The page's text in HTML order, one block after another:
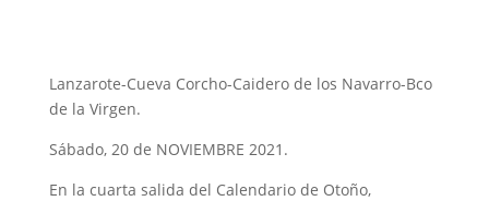
Lanzarote-Cueva Corcho-Caidero de los Navarro-Bco
de la Virgen.
Sábado, 20 de NOVIEMBRE 2021.
En la cuarta salida del Calendario de Otoño,